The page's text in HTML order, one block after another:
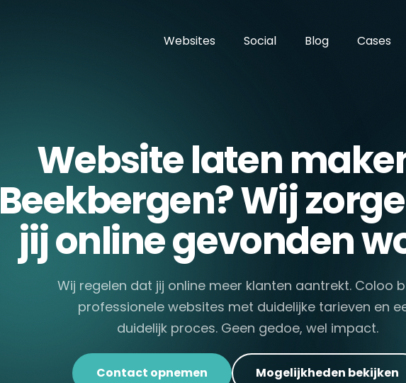
Websites
Social Blog Cases
Website laten
Beekbergen? Wij
jij online gevonden
Wij regelen dat jij online meer klanten aantrekt. Coloo
professionele websites met duidelijke tarieven en
duidelijk proces. Geen gedoe, wel impact.
Contact opnemen Mogelijkheden bekijken